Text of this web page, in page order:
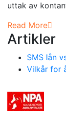
uttak av
Read More
Artikler
SMS lån
Vilkår for